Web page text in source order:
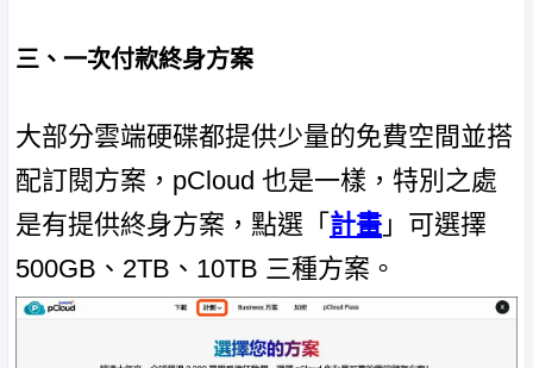
三、一次付款終身方案
大部分雲端硬碟都提供少量的免費空間並搭
配訂閱方案，pCloud 也是一樣，特別之處
是有提供終身方案，點選「 計畫 」可選擇
500GB、2TB、10TB 三種方案。